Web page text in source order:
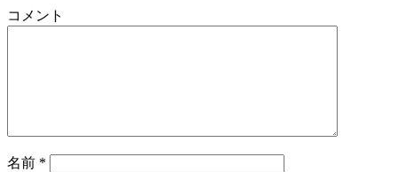
コメント
名前 *